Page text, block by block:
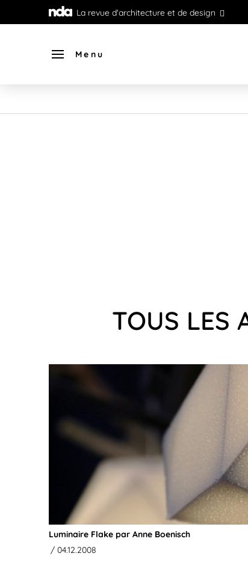
La revue d'architecture et de design
Menu
TOUS LES
Luminaire Flake par Anne Boenisch
/ 04.12.2008